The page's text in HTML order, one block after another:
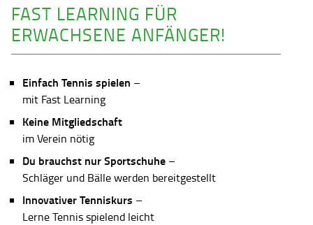
FAST LEARNING FÜR
ERWACHSENE ANFÄNGER!
Einfach Tennis spielen –
mit Fast Learning
Keine Mitgliedschaft
im Verein nötig
Du brauchst nur Sportschuhe –
Schläger und Bälle werden bereitgestellt
Innovativer Tenniskurs –
Lerne Tennis spielend leicht